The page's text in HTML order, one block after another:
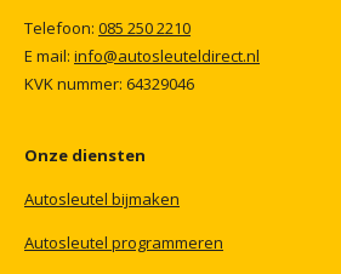
Telefoon: 085 2502210
E mail: info@autosleuteldirect.nl
KVKnummer: 64329046
Onze diensten
Autosleutel bijmaken
Autosleutel programmeren